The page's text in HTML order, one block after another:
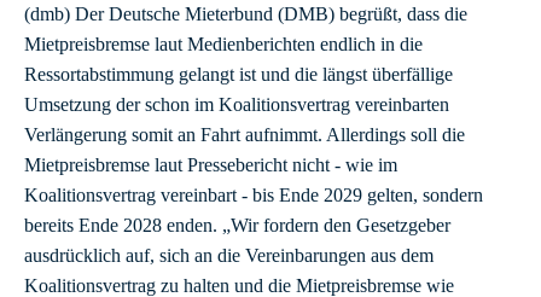
(dmb) Der Deutsche Mieterbund (DMB) begrüßt, dass die
Mietpreisbremse laut Medienberichten endlich in die
Ressortabstimmung gelangt ist und die längst überfällige
Umsetzung der schon im Koalitionsvertrag vereinbarten
Verlängerung somit an Fahrt aufnimmt. Allerdings soll die
Mietpreisbremse laut Pressebericht nicht - wie im
Koalitionsvertrag vereinbart - bis Ende 2029 gelten, sondern
bereits Ende 2028 enden. „Wir fordern den Gesetzgeber
ausdrücklich auf, sich an die Vereinbarungen aus dem
Koalitionsvertrag zu halten und die Mietpreisbremse wie